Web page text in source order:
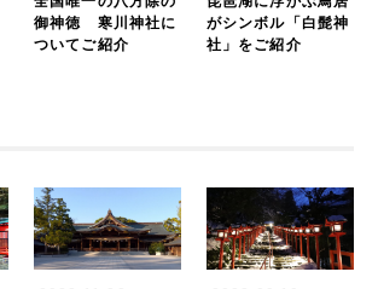
御神徳 寒川神社に
ついてご紹介
がシンボル「白髭神
社」をご紹介